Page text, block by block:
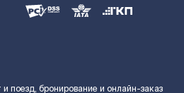
поезд, бронирование и онлайн-заказ